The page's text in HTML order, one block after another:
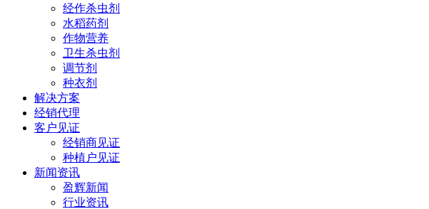
经作杀虫剂
水稻药剂
作物营养
卫生杀虫剂
调节剂
种衣剂
解决方案
经销代理
客户见证
经销商见证
种植户见证
新闻资讯
盈辉新闻
行业资讯